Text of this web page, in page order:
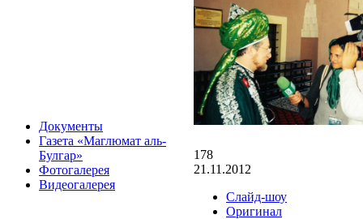
Документы
Газета «Маглюмат аль-
Булгар»
Фотогалерея
Видеогалерея
178
21.11.2012
Слайд-шоу
Оригинал